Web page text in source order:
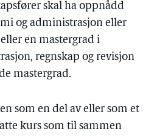
skal ha oppnådd
og administrasjon eller
en mastergrad i
regnskap og revisjon
mastergrad.
som en del av eller som et
kurs som til sammen